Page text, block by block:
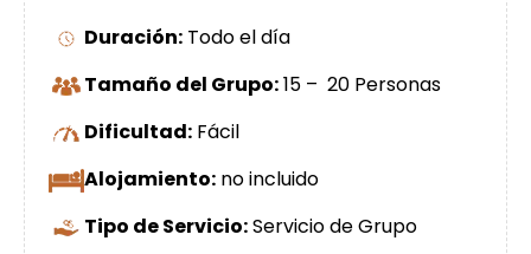
Duración: Todo el día
Tamaño del Grupo:15 – 20 Personas
Dificultad: Fácil
Alojamiento: no incluido
Tipo de Servicio:Servicio de Grupo